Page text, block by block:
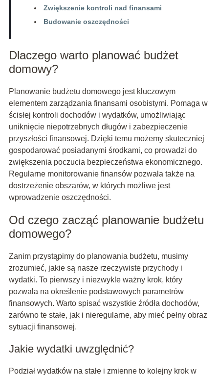
Zwiększenie kontroli nad finansami
Budowanie oszczędności
Dlaczego warto planować budżet
domowy?
Planowanie budżetu domowego jest kluczowym
elementem zarządzania finansami osobistymi. Pomaga w
ścisłej kontroli dochodów i wydatków, umożliwiając
uniknięcie niepotrzebnych długów i zabezpieczenie
przyszłości finansowej. Dzięki temu możemy skuteczniej
gospodarować posiadanymi środkami, co prowadzi do
zwiększenia poczucia bezpieczeństwa ekonomicznego.
Regularne monitorowanie finansów pozwala także na
dostrzeżenie obszarów, w których możliwe jest
wprowadzenie oszczędności.
Od czego zacząć planowanie budżetu
domowego?
Zanim przystąpimy do planowania budżetu, musimy
zrozumieć, jakie są nasze rzeczywiste przychody i
wydatki. To pierwszy i niezwykle ważny krok, który
pozwala na określenie podstawowych parametrów
finansowych. Warto spisać wszystkie źródła dochodów,
zarówno te stałe, jak i nieregularne, aby mieć pełny obraz
sytuacji finansowej.
Jakie wydatki uwzględnić?
Podział wydatków na stałe i zmienne to kolejny krok w